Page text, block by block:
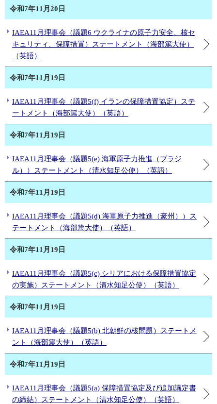
令和7年11月20日
IAEA11月理事会（議題6 ウクライナの原子力安全、核セ
キュリティ、保障措置）ステートメント（海部篤大使）
（英語）
令和7年11月19日
IAEA11月理事会（議題5(f) イランの保障措置協定）ステ
ートメント（海部篤大使）（英語）
令和7年11月19日
IAEA11月理事会（議題5(e) 海軍原子力推進（ブラジ
ル））ステートメント（清水知足公使）（英語）
令和7年11月19日
IAEA11月理事会（議題5(d) 海軍原子力推進（豪州））ス
テートメント（海部篤大使）（英語）
令和7年11月19日
IAEA11月理事会（議題5(c) シリアにおける保障措置協定
の実施）ステートメント（清水知足公使）（英語）
令和7年11月19日
IAEA11月理事会（議題5(b) 北朝鮮の核問題）ステートメ
ント（海部篤大使）（英語）
令和7年11月19日
IAEA11月理事会（議題5(a) 保障措置協定及び追加議定書
の締結）ステートメント（清水知足公使）（英語）